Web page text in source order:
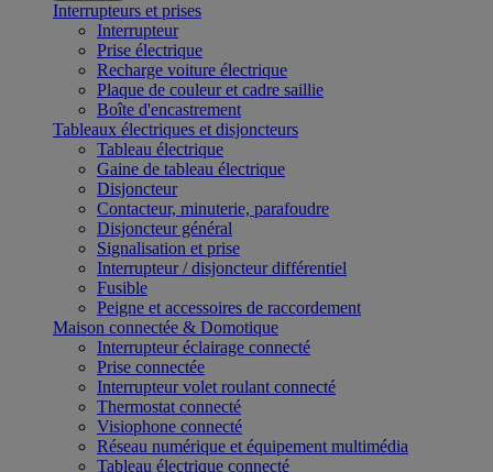
Interrupteurs et prises
Interrupteur
Prise électrique
Recharge voiture électrique
Plaque de couleur et cadre saillie
Boîte d'encastrement
Tableaux électriques et disjoncteurs
Tableau électrique
Gaine de tableau électrique
Disjoncteur
Contacteur, minuterie, parafoudre
Disjoncteur général
Signalisation et prise
Interrupteur / disjoncteur différentiel
Fusible
Peigne et accessoires de raccordement
Maison connectée & Domotique
Interrupteur éclairage connecté
Prise connectée
Interrupteur volet roulant connecté
Thermostat connecté
Visiophone connecté
Réseau numérique et équipement multimédia
Tableau électrique connecté